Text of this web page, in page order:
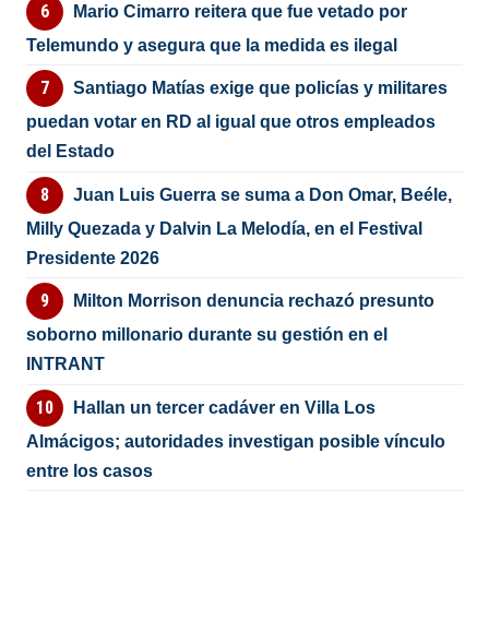
Mario Cimarro reitera que fue vetado por
Telemundo y asegura que la medida es ilegal
Santiago Matías exige que policías y militares
puedan votar en RD al igual que otros empleados
del Estado
Juan Luis Guerra se suma a Don Omar, Beéle,
Milly Quezada y Dalvin La Melodía, en el Festival
Presidente 2026
Milton Morrison denuncia rechazó presunto
soborno millonario durante su gestión en el
INTRANT
Hallan un tercer cadáver en Villa Los
Almácigos; autoridades investigan posible vínculo
entre los casos